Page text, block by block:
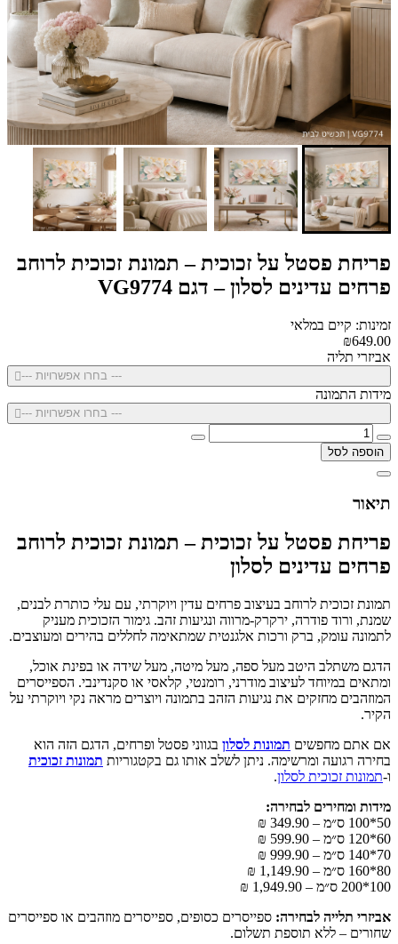
פריחת פסטל על זכוכית – תמונת זכוכית לרוחב
פרחים עדינים לסלון – דגם VG9774
זמינות: קיים במלאי
₪649.00
אביזרי תליה
--- בחרו אפשרויות ---
מידות התמונה
--- בחרו אפשרויות ---
הוספה לסל
תיאור
פריחת פסטל על זכוכית – תמונת זכוכית לרוחב
פרחים עדינים לסלון
תמונת זכוכית לרוחב בעיצוב פרחים עדין ויוקרתי, עם עלי כותרת לבנים,
שמנת, ורוד פודרה, ירקרק-מרווה ונגיעות זהב. גימור הזכוכית מעניק
לתמונה עומק, ברק ורכות אלגנטית שמתאימה לחללים בהירים ומעוצבים.
הדגם משתלב היטב מעל ספה, מעל מיטה, מעל שידה או בפינת אוכל,
ומתאים במיוחד לעיצוב מודרני, רומנטי, קלאסי או סקנדינבי. הספייסרים
המוזהבים מחזקים את נגיעות הזהב בתמונה ויוצרים מראה נקי ויוקרתי על
הקיר.
אם אתם מחפשים תמונות לסלון בגווני פסטל ופרחים, הדגם הזה הוא
בחירה רגועה ומרשימה. ניתן לשלב אותו גם בקטגוריות תמונות זכוכית
ו-תמונות זכוכית לסלון.
מידות ומחירים לבחירה:
50*100 ס״מ – 349.90 ₪
60*120 ס״מ – 599.90 ₪
70*140 ס״מ – 999.90 ₪
80*160 ס״מ – 1,149.90 ₪
100*200 ס״מ – 1,949.90 ₪
אביזרי תלייה לבחירה: ספייסרים כסופים, ספייסרים מוזהבים או ספייסרים
שחורים – ללא תוספת תשלום.